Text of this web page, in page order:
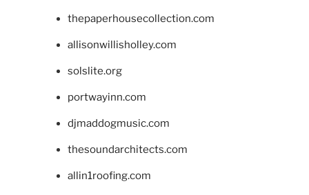
thepaperhousecollection.com
allisonwillisholley.com
solslite.org
portwayinn.com
djmaddogmusic.com
thesoundarchitects.com
allin1roofing.com